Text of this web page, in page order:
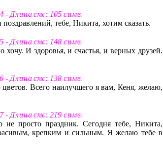
- Д л и н асмс: 105 с и м в.
тебе, Никита, хотим сказать.
- Д л и н асмс: 148 с и м в.
хочу. И здоровья, и счастья, и верных друзей.
- Д л и н асмс: 138 с и м в.
Всего наилучшего я вам, Кеня, желаю,
- Д л и н асмс: 219 с и м в.
не просто праздник. Сегодня тебе, Никита,
крепким и сильным. Я желаю тебе в